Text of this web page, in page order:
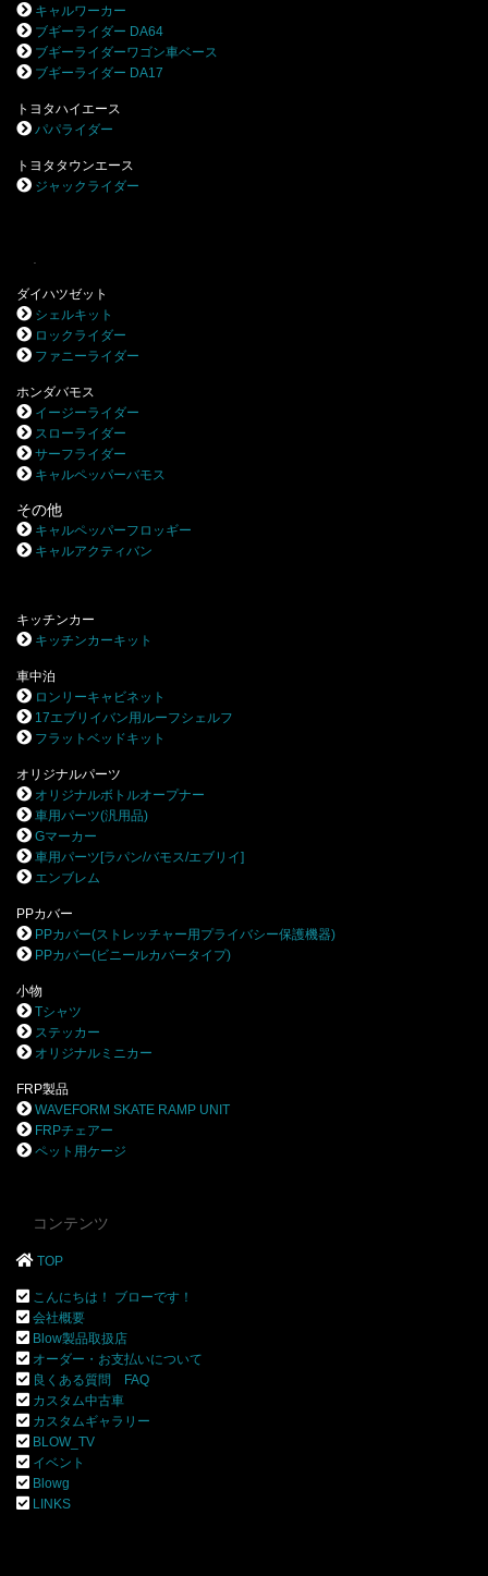
キャルワーカー
ブギーライダー DA64
ブギーライダーワゴン車ベース
ブギーライダー DA17
トヨタハイエース
パパライダー
トヨタタウンエース
ジャックライダー
ダイハツゼット
シェルキット
ロックライダー
ファニーライダー
ホンダバモス
イージーライダー
スローライダー
サーフライダー
キャルペッパーバモス
その他
キャルペッパーフロッギー
キャルアクティバン
キッチンカー
キッチンカーキット
車中泊
ロンリーキャビネット
17エブリイバン用ルーフシェルフ
フラットベッドキット
オリジナルパーツ
オリジナルボトルオープナー
車用パーツ(汎用品)
Gマーカー
車用パーツ[ラパン/バモス/エブリイ]
エンブレム
PPカバー
PPカバー(ストレッチャー用プライバシー保護機器)
PPカバー(ビニールカバータイプ)
小物
Tシャツ
ステッカー
オリジナルミニカー
FRP製品
WAVEFORM SKATE RAMP UNIT
FRPチェアー
ペット用ケージ
コンテンツ
TOP
こんにちは！ ブローです！
会社概要
Blow製品取扱店
オーダー・お支払いについて
良くある質問 FAQ
カスタム中古車
カスタムギャラリー
BLOW_TV
イベント
Blowg
LINKS